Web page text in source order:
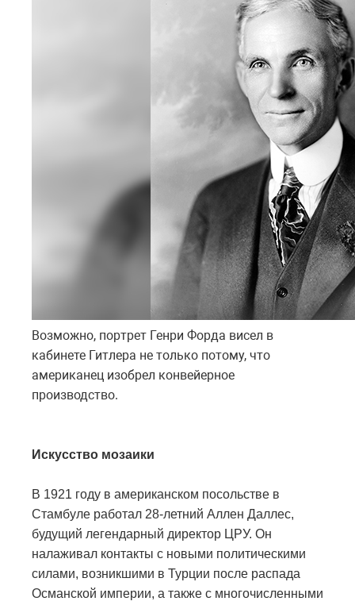
Возможно, портрет Генри Форда висел в
кабинете Гитлера не только потому, что
американец изобрел конвейерное
производство.
Искусство мозаики
В 1921 году в американском посольстве в
Стамбуле работал 28-летний Аллен Даллес,
будущий легендарный директор ЦРУ. Он
налаживал контакты с новыми политическими
силами, возникшими в Турции после распада
Османской империи, а также с многочисленными